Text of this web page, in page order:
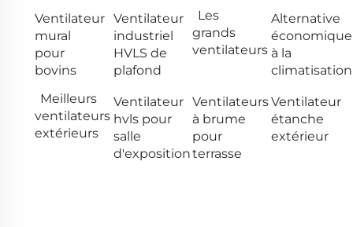
Ventilateur
mural
pour
bovins
Ventilateur
industriel
HVLS de
plafond
Les
grands
ventilateurs
Alternative
économique
à la
climatisation
Meilleurs
ventilateurs
extérieurs
Ventilateur
hvls pour
salle
d'exposition
Ventilateurs
à brume
pour
terrasse
Ventilateur
étanche
extérieur